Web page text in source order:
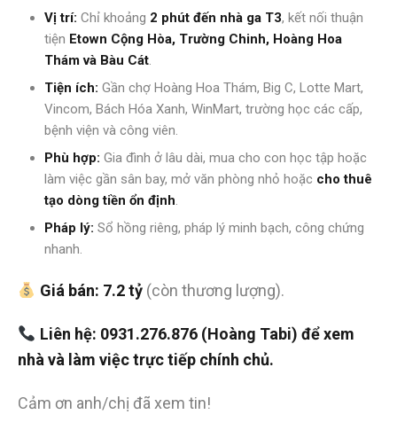
Vị trí: Chỉ khoảng 2 phút đến nhà ga T3, kết nối thuận
tiện Etown Cộng Hòa, Trường Chinh, Hoàng Hoa
Thám và Bàu Cát.
Tiện ích: Gần chợ Hoàng Hoa Thám, Big C, Lotte Mart,
Vincom, Bách Hóa Xanh, WinMart, trường học các cấp,
bệnh viện và công viên.
Phù hợp: Gia đình ở lâu dài, mua cho con học tập hoặc
làm việc gần sân bay, mở văn phòng nhỏ hoặc cho thuê
tạo dòng tiền ổn định.
Pháp lý: Sổ hồng riêng, pháp lý minh bạch, công chứng
nhanh.
Giá bán: 7.2 tỷ(còn thương lượng).
Liên hệ: 0931.276.876 (Hoàng Tabi) để xem
nhà và làm việc trực tiếp chính chủ.
Cảm ơn anh/chị đã xem tin!